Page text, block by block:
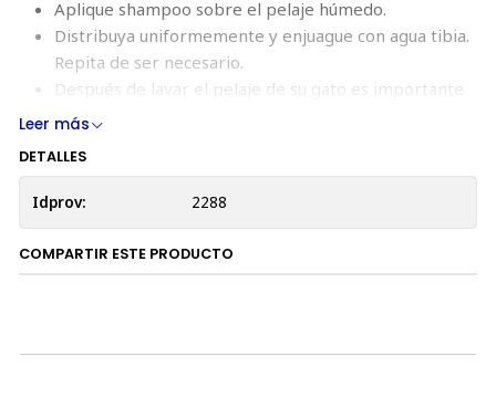
Aplique shampoo sobre el pelaje húmedo.
Distribuya uniformemente y enjuague con agua tibia.
Repita de ser necesario.
Después de lavar el pelaje de su gato es importante
secarlo y mantenerlo bien protegido de corrientes
Leer más
DETALLES
Idprov: 2288
COMPARTIR ESTE PRODUCTO